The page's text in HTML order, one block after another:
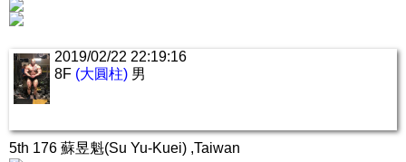
2019/02/22 22:19:16
8F (大圓柱) 男
5th 176 蘇昱魁(Su Yu-Kuei) ,Taiwan